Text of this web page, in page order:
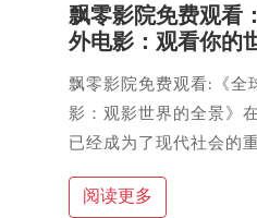
飘零影院免费观看
外电影：观看你的
飘零影院免费观看:《全
影：观影世界的全景》
已经成为了现代社会的
阅读更多